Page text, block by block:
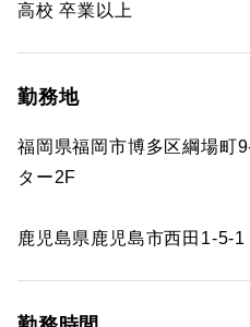
高校 卒業以上
勤務地
福岡県福岡市博多区綱場町
ター2F
鹿児島県鹿児島市西田1-5-